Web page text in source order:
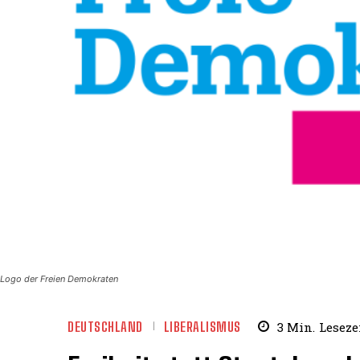
Logo der Freien Demokraten
DEUTSCHLAND LIBERALISMUS 3 Min.